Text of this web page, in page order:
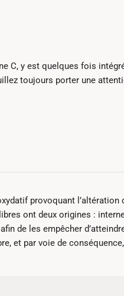
C, y est quelques fois
toujours porter une
provoquant l’altération
ont deux origines :
de les empêcher
et par voie de